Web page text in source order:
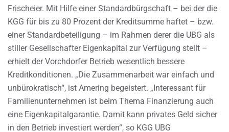
Frischeier. Mit Hilfe einer Standardbürgschaft – bei der die
KGG für bis zu 80 Prozent der Kreditsumme haftet – bzw.
einer Standardbeteiligung – im Rahmen derer die UBG als
stiller Gesellschafter Eigenkapital zur Verfügung stellt –
erhielt der Vorchdorfer Betrieb wesentlich bessere
Kreditkonditionen. „Die Zusammenarbeit war einfach und
unbürokratisch“, ist Amering begeistert. „Interessant für
Familienunternehmen ist beim Thema Finanzierung auch
eine Eigenkapitalgarantie. Damit kann privates Geld sicher
in den Betrieb investiert werden“, so KGG UBG